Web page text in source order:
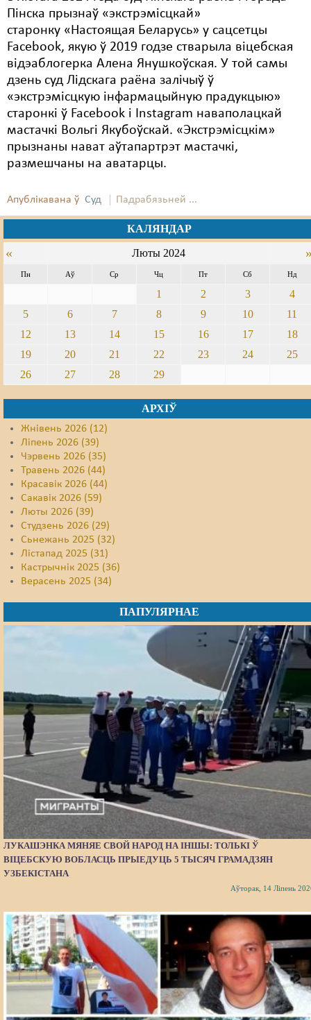
Пінска прызнаў «экстрэмісцкай»
старонку «Настоящая Беларусь» у сацсетцы
Facebook, якую ў 2019 годзе стварыла віцебская
відэаблогерка Алена Янушкоўская. У той самы
дзень суд Лідскага раёна залічыў ў
«экстрэмісцкую інфармацыйную прадукцыю»
старонкі ў Facebook і Instagram наваполацкай
мастачкі Вольгі Якубоўскай. «Экстрэмісцкім»
прызнаны нават аўтапартрэт мастачкі,
размешчаны на аватарцы.
Апублікавана ў Суд Падрабязьней ...
КАЛЯНДАР
« Люты 2024
Пн Аў Ср Чц Пт Сб Нд
1 2 3
4
5
6 7 8 9 10
11
12
13 14 15 16 17
18
19
20 21 22 23 24
25
26
27 28 29
АРХІЎ
Жнівень 2026 (12)
Ліпень 2026 (39)
Чэрвень 2026 (35)
Травень 2026 (44)
Красавік 2026 (44)
Сакавік 2026 (59)
Люты 2026 (39)
Студзень 2026 (29)
Сьнежань 2025 (32)
Лістапад 2025 (31)
Кастрычнік 2025 (36)
Верасень 2025 (34)
ПАПУЛЯРНАЕ
ЛУКАШЭНКА МЯНЯЕ СВОЙ НАРОД НА ІНШЫ: ТОЛЬКІ Ў
ВІЦЕБСКУЮ ВОБЛАСЦЬ ПРЫЕДУЦЬ 5 ТЫСЯЧ ГРАМАДЗЯН
УЗБЕКІСТАНА
Аўторак, 14 Ліпень